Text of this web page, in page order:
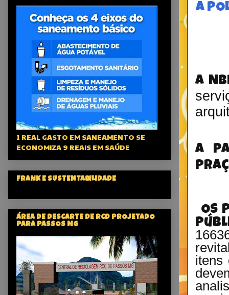
A
A
A
Os
itens
1 REAL GASTO EM SANEAMENTO SE
ECONOMIZA 9 REAIS EM SAÚDE
FRANK E SUSTENTABILIDADE
ÁREA DE DESCARTE DE RCD PROJETADO
PARA PASSOS MG